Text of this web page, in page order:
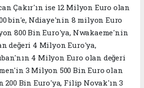
Çakır'ın ise 12 Milyon Euro olan
bin'e, Ndiaye'nin 8 milyon Euro
800 Bin Euro'ya, Nwakaeme'nin
değeri 4 Milyon Euro'ya,
4 Milyon Euro olan değeri
3 Milyon 500 Bin Euro olan
200 Bin Euro'ya, Filip Novak'ın 3